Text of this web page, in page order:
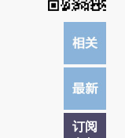
订阅